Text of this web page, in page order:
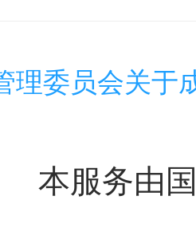
理委员会关于
本服务由